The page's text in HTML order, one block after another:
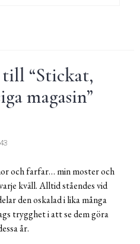
“Stickat,
magasin”
och farfar… min moster och
kväll. Alltid ståendes vid
den oskalad i lika många
trygghet i att se dem göra
år.